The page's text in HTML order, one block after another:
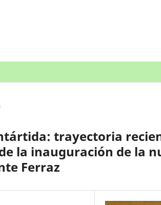
trayectoria
la inauguración de la
Ferraz